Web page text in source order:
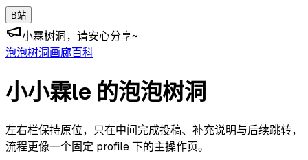
B站
小霖树洞，请安心分享~
泡泡树洞画廊百科
小小霖le 的泡泡树洞
左右栏保持原位，只在中间完成投稿、补充说明与后续跳转，
流程更像一个固定 profile 下的主操作页。